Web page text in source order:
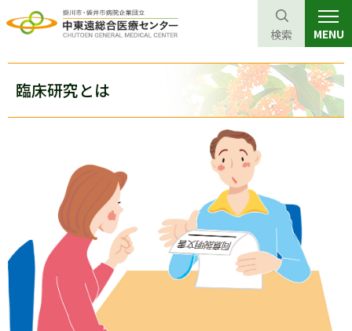
グ
バ
シ
ョ
ン
へ
本
ロ
ル
ョ
ン
へ
フ
ー
検索 MENU
臨床研究とは